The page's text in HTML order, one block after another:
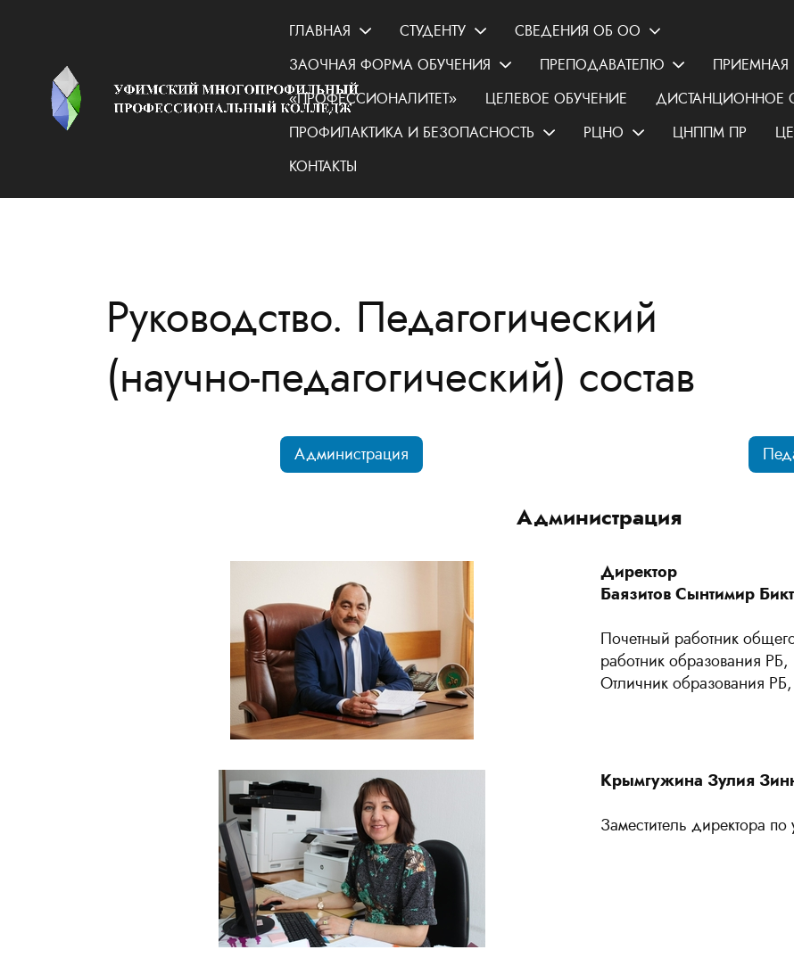
ГЛАВНАЯ СТУДЕНТУ
СВЕДЕНИЯ ОБ ОО
ЗАОЧНАЯ ФОРМА ОБУЧЕНИЯ
ПРЕПОДАВАТЕЛЮ
«ПРОФЕССИОНАЛИТЕТ»
ЦЕЛЕВОЕ ОБУЧЕНИЕ
ДИСТАНЦИОННОЕ
ПРОФИЛАКТИКА И БЕЗОПАСНОСТЬ
РЦНО ЦНППМ ПР
КОНТАКТЫ
Руководство. Педагогический
​(научно-педагогический) состав
Администрация
Администрация
Директор
Баязитов Сынтимир
Почетный работник
работник образования
Отличник образования
Крымгужина Зулия
Заместитель директора